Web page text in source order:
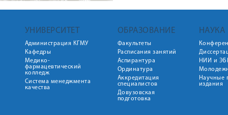
УНИВЕРСИТЕТ
Администрация КГМУ
Кафедры
Медико-
фармацевтический
колледж
Система менеджмента
качества
ОБРАЗОВАНИЕ
Факультеты
Расписания занятий
Аспирантура
Ординатура
Аккредитация
специалистов
Довузовская
подготовка
НАУКА
НИИ и
Научные
издания